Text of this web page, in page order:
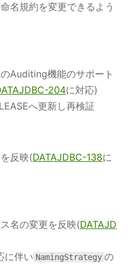
名規約を変更できるよう
Auditing機能のサポート
204に対応)
へ更新し再検証
反映(DATAJDBC-138に
名の変更を反映(DATAJD
に伴い NamingStrategy の